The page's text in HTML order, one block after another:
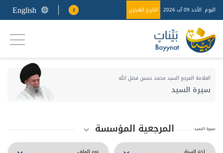
اليوم الأحد 09 آب 2026 التاريخ الهجري 2
English
العلامة المرجع السيد محمد حسين فضل الله
سيرة السيد
سيرة السيد المرجعية المؤسسة